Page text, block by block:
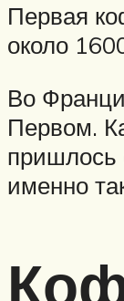
Первая
около
Во
Первом.
пришлось
именно